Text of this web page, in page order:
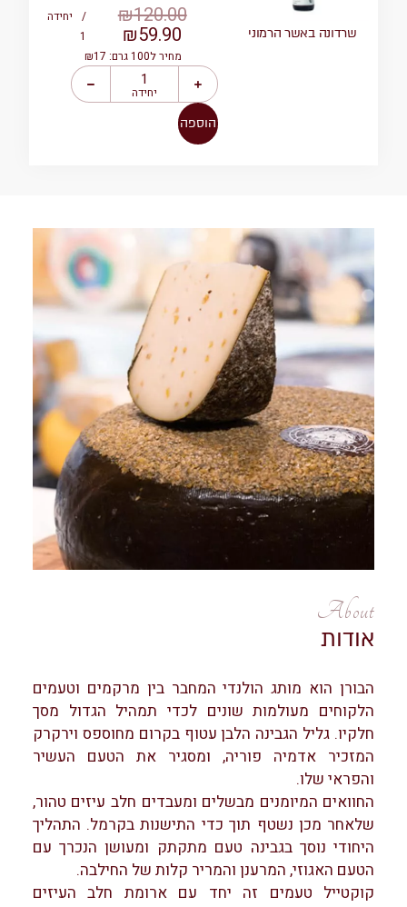
שרדונה באשר הרמוני
₪120.00
₪59.90
/
1
יחידה
מחיר ל100 גרם: ₪17
יחידה
הוספה
About
אודות
הבורן הוא מותג הולנדי המחבר בין מרקמים וטעמים
הלקוחים מעולמות שונים לכדי תמהיל הגדול מסך
חלקיו. גליל הגבינה הלבן עטוף בקרום מחוספס וירקרק
המזכיר אדמיה פוריה, ומסגיר את הטעם העשיר
והפראי שלו.
החוואים המיומנים מבשלים ומעבדים חלב עיזים טהור,
שלאחר מכן נשטף תוך כדי התישנות בקרמל. התהליך
היחודי נוסך בגבינה טעם מתקתק ומעושן הנכרך עם
הטעם האגוזי, המרענן והמריר קלות של החילבה.
קוקטייל טעמים זה יחד עם ארומת חלב העיזים